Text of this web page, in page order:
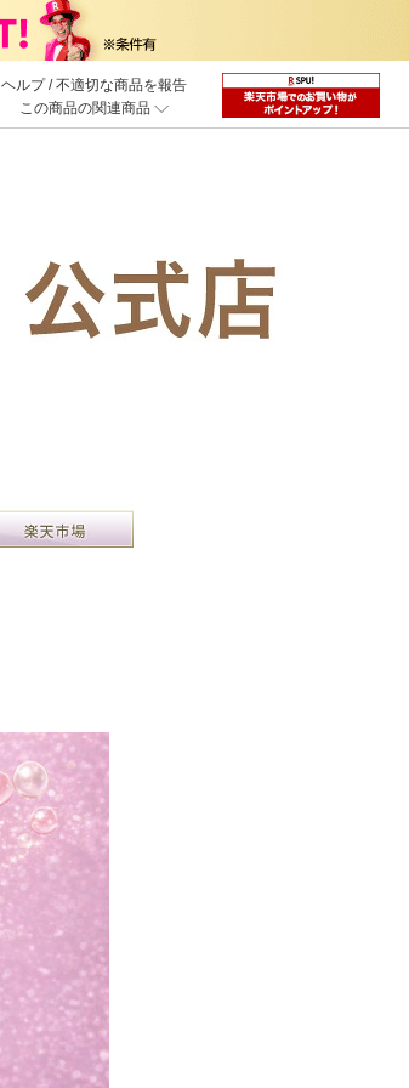
ヘルプ/不適切な商品を報告
この商品の関連商品